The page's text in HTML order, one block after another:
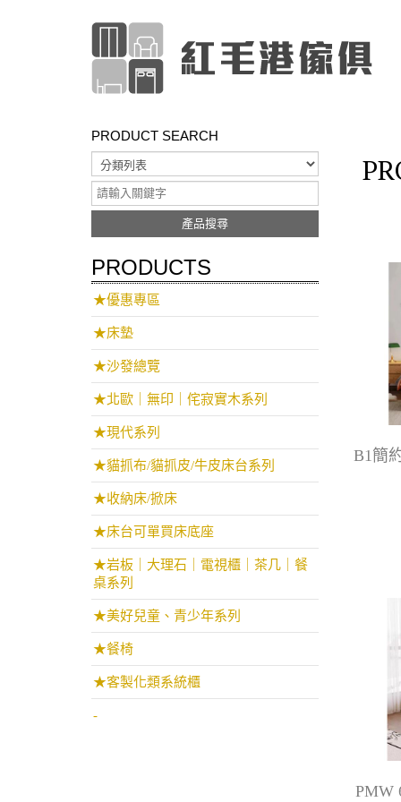
PRODUCT SEARCH
產品搜尋
PRODUCTS
★優惠專區
★床墊
★沙發總覽
★北歐｜無印｜侘寂實木系列
★現代系列
★貓抓布/貓抓皮/牛皮床台系列
★收納床/掀床
★床台可單買床底座
★岩板｜大理石｜電視櫃｜茶几｜餐
桌系列
★美好兒童、青少年系列
★餐椅
★客製化類系統櫃
-
B1簡
PMW